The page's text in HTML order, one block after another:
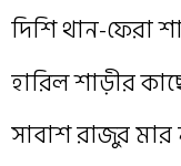
দিশি থান-ফেরা
হারিল শাড়ীর
সাবাশ রাজুর